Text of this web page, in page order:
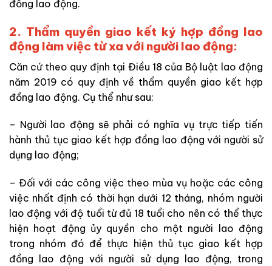
đồng lao động.
2. Thẩm quyền giao kết ký hợp đồng lao
động làm việc từ xa với người lao động:
Căn cứ theo quy định tại Điều 18 của Bộ luật lao động
năm 2019 có quy định về thẩm quyền giao kết hợp
đồng lao động. Cụ thể như sau:
– Người lao động sẽ phải có nghĩa vụ trực tiếp tiến
hành thủ tục giao kết hợp đồng lao động với người sử
dụng lao động;
– Đối với các công việc theo mùa vụ hoặc các công
việc nhất định có thời hạn dưới 12 tháng, nhóm người
lao động với độ tuổi từ đủ 18 tuổi cho nên có thể thực
hiện hoạt động ủy quyền cho một người lao động
trong nhóm đó để thực hiện thủ tục giao kết hợp
đồng lao động với người sử dụng lao động, trong